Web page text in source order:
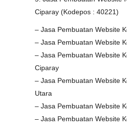
Ciparay (Kodepos : 40221)
– Jasa Pembuatan Website
– Jasa Pembuatan Website
– Jasa Pembuatan Website
Ciparay
– Jasa Pembuatan Website
Utara
– Jasa Pembuatan Website
– Jasa Pembuatan Website